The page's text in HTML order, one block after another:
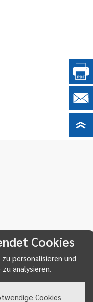
Cookies
personalisieren und
analysieren.
Cookies